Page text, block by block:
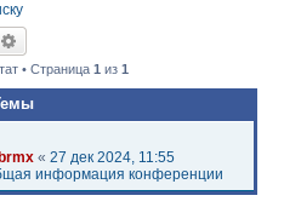
• Страница 1 из 1
brmx« 27 дек 2024, 11:55
информация конференции